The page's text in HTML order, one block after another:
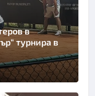
в
турнира в